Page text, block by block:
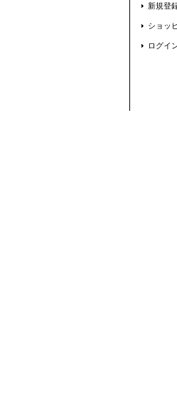
新規登
ショッ
ログイ